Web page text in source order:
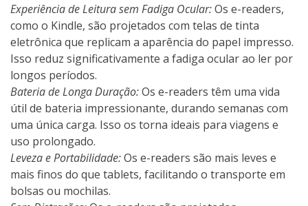
Experiência de Leitura sem Fadiga Ocular:Os e-readers,
como o Kindle, são projetados com telas de tinta
eletrônica que replicam a aparência do papel impresso.
Isso reduz significativamente a fadiga ocular ao ler por
longos períodos.
Bateria de Longa Duração:Os e-readers têm uma vida
útil de bateria impressionante, durando semanas com
uma única carga. Isso os torna ideais para viagens e
uso prolongado.
Leveza e Portabilidade:Os e-readers são mais leves e
mais finos do que tablets, facilitando o transporte em
bolsas ou mochilas.